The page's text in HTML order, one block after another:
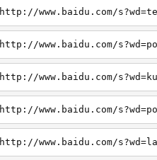
http://www.baidu.com/
http://www.baidu.com/
http://www.baidu.com/
http://www.baidu.com/
http://www.baidu.com/